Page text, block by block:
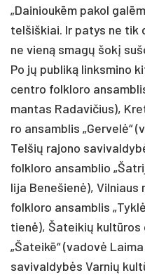
„Dai­nioukēm pa­kol
tel­šiš­kiai. Ir pa­tys ne tik
ne vieną smagų šokį
Po jų pub­liką links­mi­no
cent­ro folk­lo­ro
man­tas Ra­da­vi­čius),
ro an­samb­lis „Ger­velė“
Tel­šių ra­jo­no
folk­lo­ro an­samb­lio
li­ja Be­ne­šienė),
folk­lo­ro an­samb­lis
tienė), Ša­tei­kių
„Ša­teikē“ (va­dovė
sa­vi­val­dybės Var­nių